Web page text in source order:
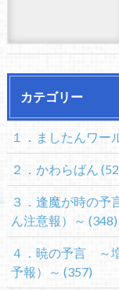
カテゴリー
１．ましたんワー
２．かわらばん
３．逢魔が時の
ん注意報）～ (348)
４．暁の予言 ～
予報）～ (357)